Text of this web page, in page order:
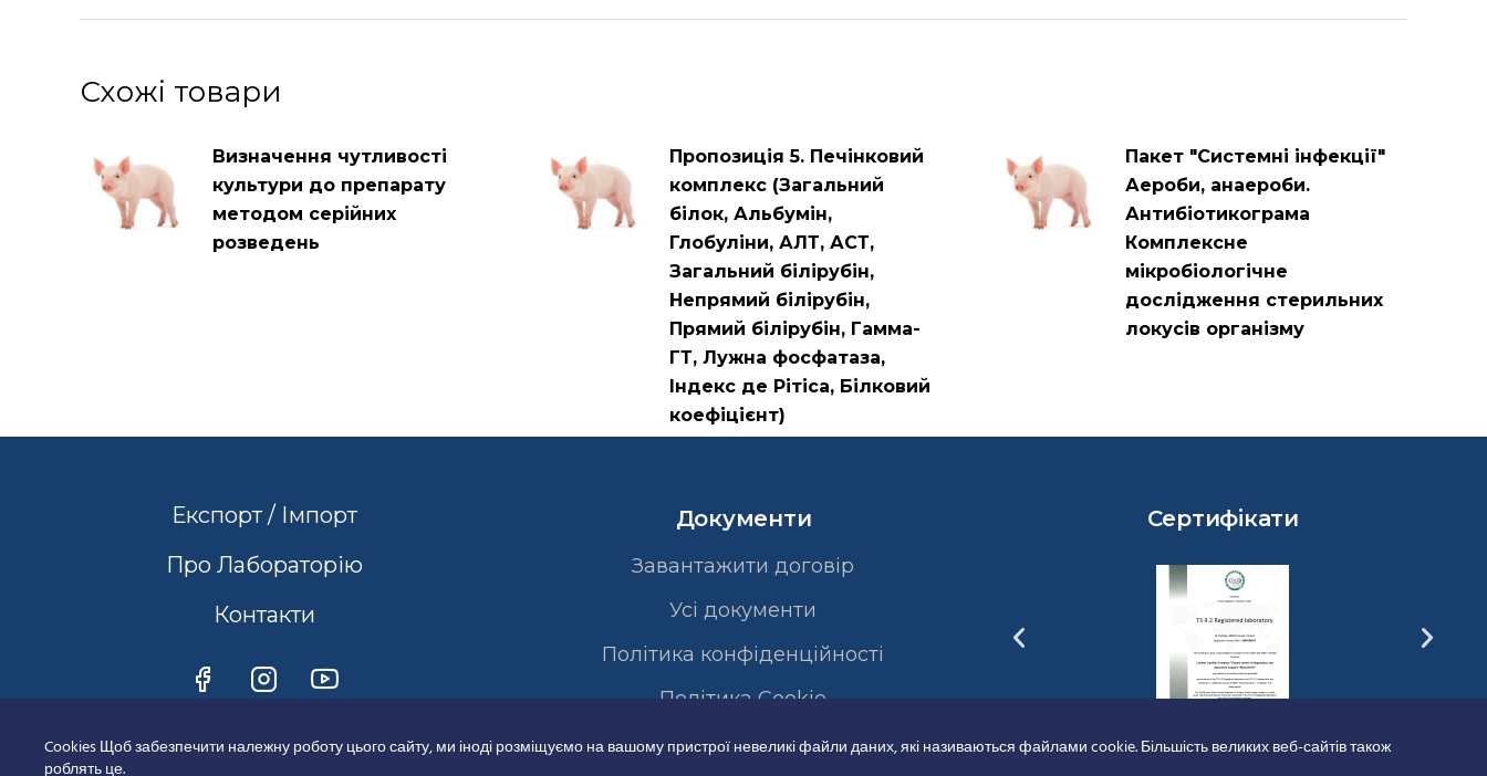
Схожі товари
Визначення чутливості
культури до препарату
методом серійних
розведень
Пропозиція 5. Печінковий
комплекс (Загальний
білок, Альбумін,
Глобуліни, АЛТ, АСТ,
Загальний білірубін,
Непрямий білірубін,
Прямий білірубін, Гамма-
ГТ, Лужна фосфатаза,
Індекс де Рітіса, Білковий
коефіцієнт)
Пакет "Системні інфекції"
Аероби, анаероби.
Антибіотикограма
Комплексне
мікробіологічне
дослідження стерильних
локусів організму
Експорт / Імпорт
Про Лабораторію
Контакти
Документи
Завантажити договір
Усі документи
Політика конфіденційності
Полiтика Cookie
Сертифікати
Cookies Щоб забезпечити належну роботу цього сайту, ми іноді розміщуємо на вашому пристрої невеликі файли даних, які називаються файлами cookie. Більшість великих веб-сайтів також
роблять це.